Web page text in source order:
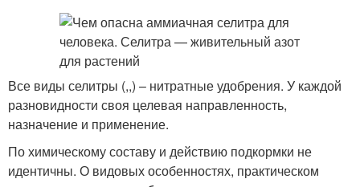
Все виды селитры (,,) – нитратные удобрения. У каждой
разновидности своя целевая направленность,
назначение и применение.
По химическому составу и действию подкормки не
идентичны. О видовых особенностях, практическом